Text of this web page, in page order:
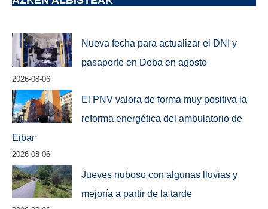
Nueva fecha para actualizar el DNI y
pasaporte en Deba en agosto
2026-08-06
El PNV valora de forma muy positiva la
reforma energética del ambulatorio de
Eibar
2026-08-06
Jueves nuboso con algunas lluvias y
mejoría a partir de la tarde